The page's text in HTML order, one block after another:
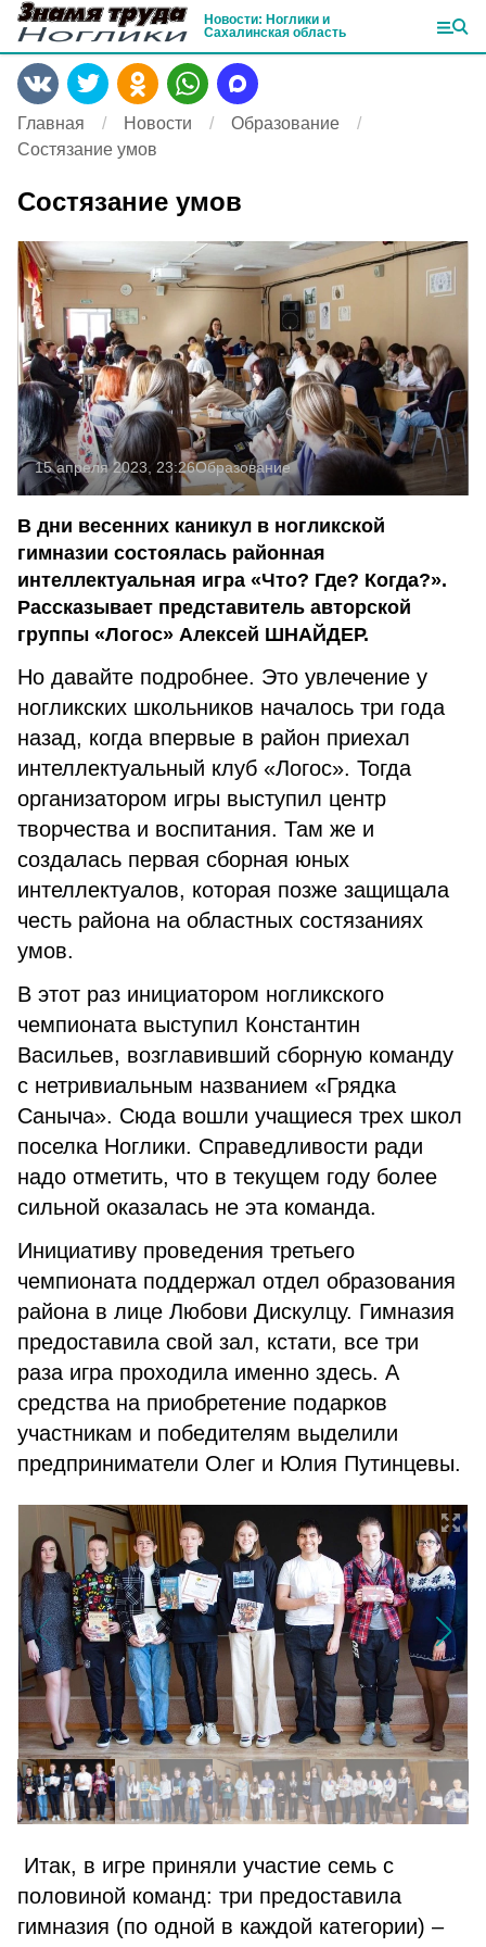
Новости: Ноглики и
Сахалинская область
Главная Новости
Образование
Состязание умов
Состязание умов
15 апреля 2023, 23:26Образование
В дни весенних каникул в ногликской
гимназии состоялась районная
интеллектуальная игра «Что? Где? Когда?».
Рассказывает представитель авторской
группы «Логос» Алексей ШНАЙДЕР.
Но давайте подробнее. Это увлечение у
ногликских школьников началось три года
назад, когда впервые в район приехал
интеллектуальный клуб «Логос». Тогда
организатором игры выступил центр
творчества и воспитания. Там же и
создалась первая сборная юных
интеллектуалов, которая позже защищала
честь района на областных состязаниях
умов.
В этот раз инициатором ногликского
чемпионата выступил Константин
Васильев, возглавивший сборную команду
с нетривиальным названием «Грядка
Саныча». Сюда вошли учащиеся трех школ
поселка Ноглики. Справедливости ради
надо отметить, что в текущем году более
сильной оказалась не эта команда.
Инициативу проведения третьего
чемпионата поддержал отдел образования
района в лице Любови Дискулцу. Гимназия
предоставила свой зал, кстати, все три
раза игра проходила именно здесь. А
средства на приобретение подарков
участникам и победителям выделили
предприниматели Олег и Юлия Путинцевы.
Итак, в игре приняли участие семь с
половиной команд: три предоставила
гимназия (по одной в каждой категории) –